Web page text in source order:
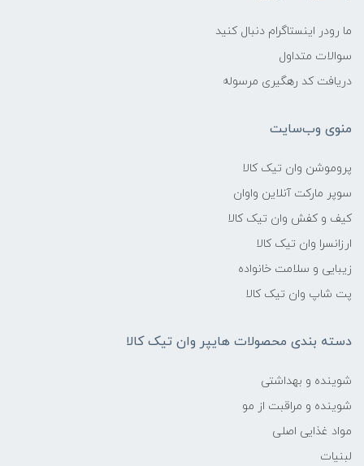
ما رودر اینستاگرام دنبال کنید
سوالات متداول
دریافت کد رهگیری مرسوله
منوی وب‌سایت
پروموشن وان تیک کالا
سوپر مارکت آنلاین واوان
کیف و کفش وان تیک کالا
ارزانسرا وان تیک کالا
زیبایی و سلامت خانواده
پت شاپ وان تیک کالا
دسته بندی محصولات هایپر وان تیک کالا
شوینده و بهداشتی
شوینده و مراقبت از مو
مواد غذایی اصلی
لبنیات